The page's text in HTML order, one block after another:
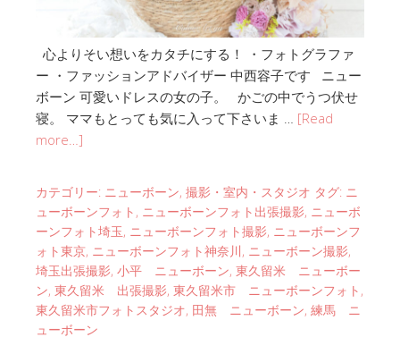
心よりそい想いをカタチにする！ ・フォトグラファ
ー ・ファッションアドバイザー 中西容子です ニュー
ボーン 可愛いドレスの女の子。 かごの中でうつ伏せ
寝。 ママもとっても気に入って下さいま … [Read
more…]
カテゴリー: ニューボーン, 撮影・室内・スタジオ タグ: ニ
ューボーンフォト , ニューボーンフォト出張撮影, ニューボ
ーンフォト埼玉, ニューボーンフォト撮影, ニューボーンフ
ォト東京, ニューボーンフォト神奈川, ニューボーン撮影,
埼玉出張撮影, 小平 ニューボーン, 東久留米 ニューボー
ン, 東久留米 出張撮影, 東久留米市 ニューボーンフォト ,
東久留米市フォトスタジオ, 田無 ニューボーン, 練馬 ニ
ューボーン